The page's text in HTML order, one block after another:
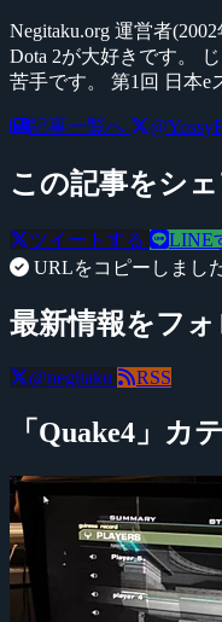
Negitaku.org 運営者
Dota 2が大好きです。
苦手です。 第1回 日本e
記事一覧へ
この記事をシ
ツイートする LINE
URLをコピーしまし
最新情報をフォ
@negitaku RSS
「Quake4」カ